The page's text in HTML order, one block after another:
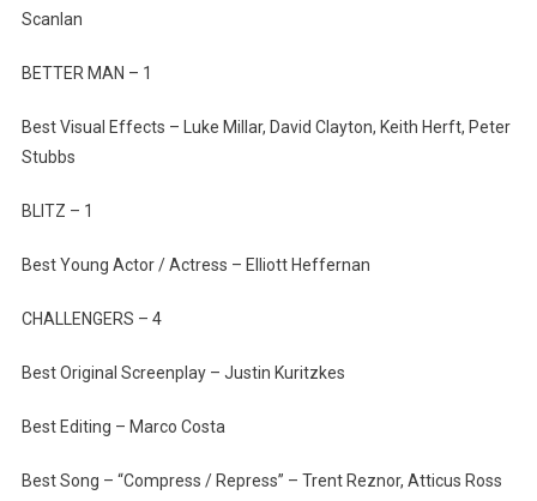
Scanlan
BETTER MAN – 1
Best Visual Effects – Luke Millar, David Clayton, Keith Herft, Peter
Stubbs
BLITZ – 1
Best Young Actor / Actress – Elliott Heffernan
CHALLENGERS – 4
Best Original Screenplay – Justin Kuritzkes
Best Editing – Marco Costa
Best Song – “Compress / Repress” – Trent Reznor, Atticus Ross